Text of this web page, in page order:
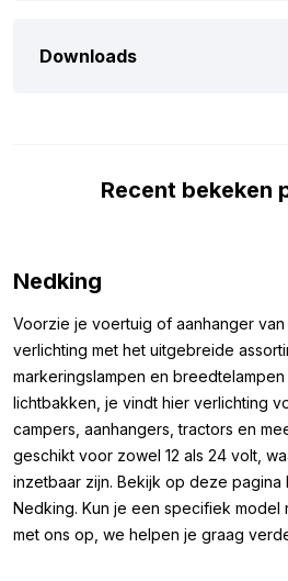
Om zeker te weten dat de Nedking
32 volt aan, waardoor hij beschermd
monteren, hebben we hieronder de
rij gezet. De afmetingen van deze
aansluiting zijn als volgt:
Lengte: 40 mm
Breedte top: 23 mm
Breedte onder: 15 mm
Let op, deze LED lampen zijn niet
dat deze lamp een melding van een
Downloads
Recent bekeken
Nedking
Voorzie je voertuig of aanhanger
verlichting met het uitgebreide
markeringslampen en
lichtbakken, je vindt hier verlichting
campers, aanhangers, tractors en
geschikt voor zowel 12 als 24 volt,
inzetbaar zijn. Bekijk op deze
Nedking. Kun je een specifiek model
met ons op, we helpen je graag